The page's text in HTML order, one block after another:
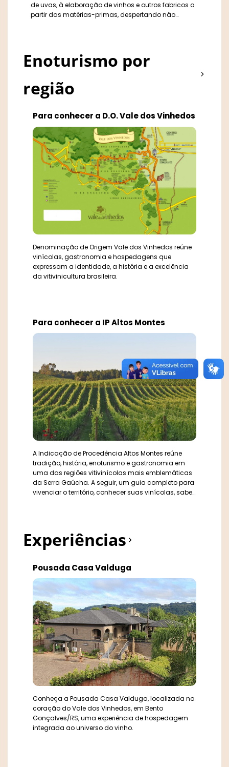
de uvas, à elaboração de vinhos e outros fabricos a
partir das matérias-primas, despertando não
Enoturismo por
região
Para conhecer a D.O. Vale dos Vinhedos
Denominação de Origem Vale dos Vinhedos reúne
vinícolas, gastronomia e hospedagens que
expressam a identidade, a história e a excelência
da vitivinicultura brasileira.
Para conhecer a IP Altos Montes
A Indicação de Procedência Altos Montes reúne
tradição, história, enoturismo e gastronomia em
uma das regiões vitivinícolas mais emblemáticas
da Serra Gaúcha. A seguir, um guia completo para
vivenciar o território, conhecer suas vinícolas, saber
Experiências
Pousada Casa Valduga
Conheça a Pousada Casa Valduga, localizada no
coração do Vale dos Vinhedos, em Bento
Gonçalves/RS, uma experiência de hospedagem
integrada ao universo do vinho.